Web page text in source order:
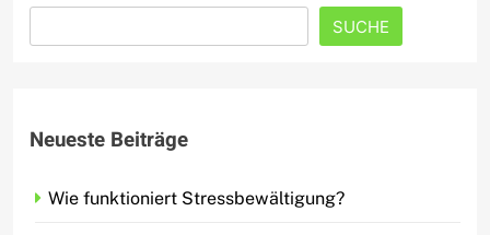
SUCHE
Neueste Beiträge
Wie funktioniert Stressbewältigung?